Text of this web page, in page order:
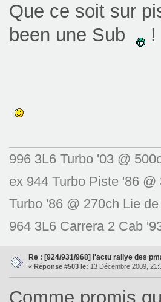
Que ce soit sur
been une Sub
!
996 3L6 Turbo '03 @
ex 944 Turbo Piste '86
Turbo '86 @ 270ch Lie
964 3L6 Carrera 2 Cab
Re : [924/931/968] l'actu rallye des
« Réponse #503 le: 13 Décembre 2009,
Comme promis